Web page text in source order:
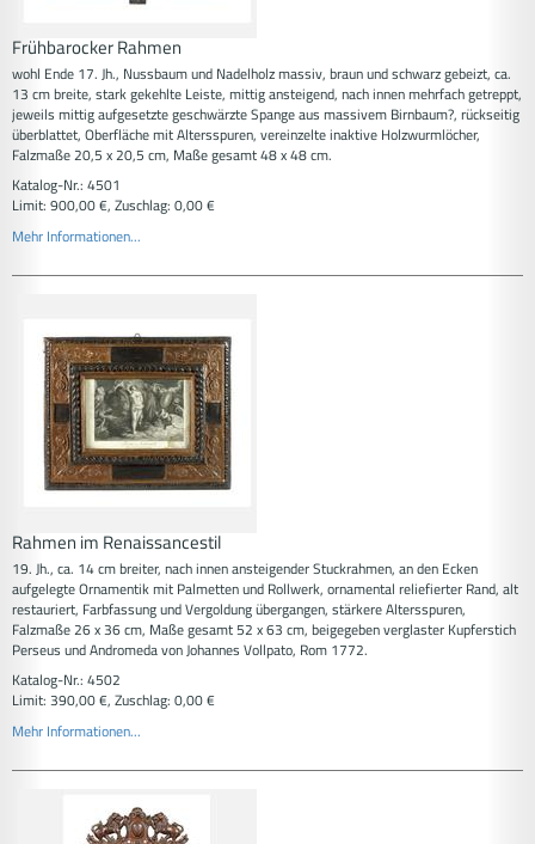
Frühbarocker Rahmen
wohl Ende 17. Jh., Nussbaum und Nadelholz massiv, braun und schwarz gebeizt, ca.
13 cm breite, stark gekehlte Leiste, mittig ansteigend, nach innen mehrfach getreppt,
jeweils mittig aufgesetzte geschwärzte Spange aus massivem Birnbaum?, rückseitig
überblattet, Oberfläche mit Altersspuren, vereinzelte inaktive Holzwurmlöcher,
Falzmaße 20,5 x 20,5 cm, Maße gesamt 48 x 48 cm.
Katalog-Nr.: 4501
Limit: 900,00 €, Zuschlag: 0,00 €
Mehr Informationen...
Rahmen im Renaissancestil
19. Jh., ca. 14 cm breiter, nach innen ansteigender Stuckrahmen, an den Ecken
aufgelegte Ornamentik mit Palmetten und Rollwerk, ornamental reliefierter Rand, alt
restauriert, Farbfassung und Vergoldung übergangen, stärkere Altersspuren,
Falzmaße 26 x 36 cm, Maße gesamt 52 x 63 cm, beigegeben verglaster Kupferstich
Perseus und Andromeda von Johannes Vollpato, Rom 1772.
Katalog-Nr.: 4502
Limit: 390,00 €, Zuschlag: 0,00 €
Mehr Informationen...